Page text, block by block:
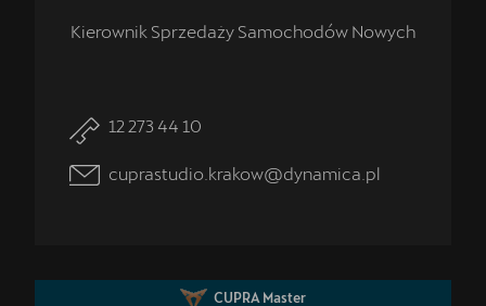
Kierownik Sprzedaży Samochodów Nowych
12 273 44 10
cuprastudio.krakow@dynamica.pl
CUPRA Master